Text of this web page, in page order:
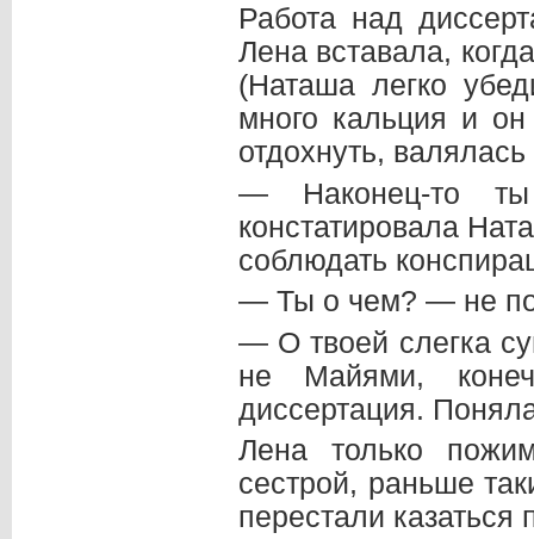
Работа над
Лена вставала,
(Наташа легко
много кальция и
отдохнуть,
— Наконец-то
констатировала
соблюдать
— Ты о чем? — не
— О твоей слегка
не Майями,
диссертация.
Лена только
сестрой, раньше
перестали